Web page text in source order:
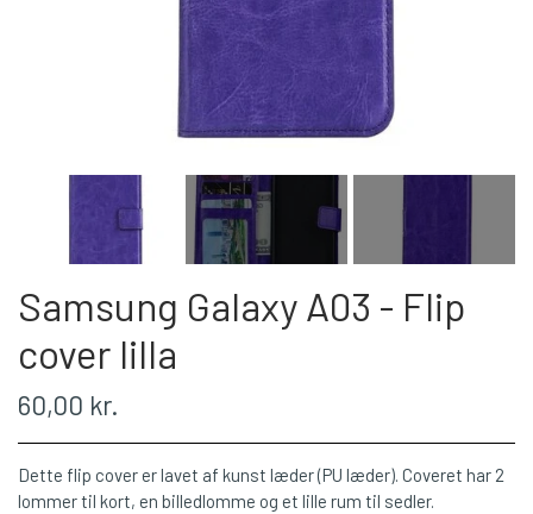
Samsung Galaxy A03 - Flip
cover lilla
60,00 kr.
Dette flip cover er lavet af kunst læder (PU læder). Coveret har 2
lommer til kort, en billedlomme og et lille rum til sedler.